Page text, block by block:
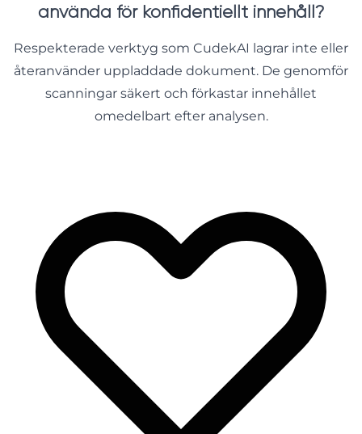
använda för konfidentiellt innehåll?
Respekterade verktyg som CudekAI lagrar inte eller
återanvänder uppladdade dokument. De genomför
scanningar säkert och förkastar innehållet
omedelbart efter analysen.